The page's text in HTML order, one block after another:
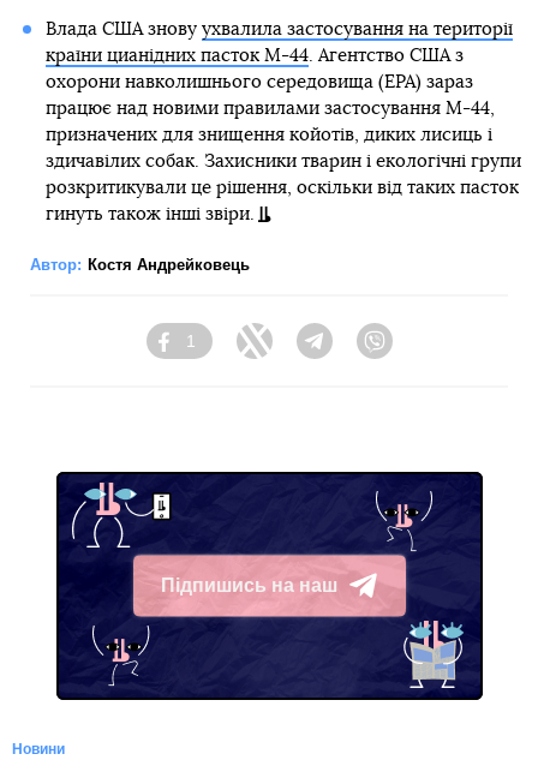
Влада США знову ухвалила застосування на території
країни цианідних пасток М-44. Агентство США з
охорони навколишнього середовища (EPA) зараз
працює над новими правилами застосування М-44,
призначених для знищення койотів, диких лисиць і
здичавілих собак. Захисники тварин і екологічні групи
розкритикували це рішення, оскільки від таких пасток
гинуть також інші звіри.
Автор: Костя Андрейковець
Facebook
1
Twitter Telegram
Підпишись на наш
Telegram
Новини